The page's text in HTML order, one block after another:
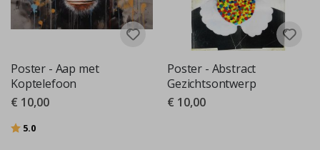
Poster - Aap met
Koptelefoon
€ 10,00
Beoordeling:
5.0
Poster - Abstract
Gezichtsontwerp
€ 10,00